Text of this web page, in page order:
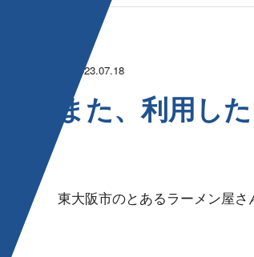
2023.07.18
また、利用し
東大阪市のとあるラーメン屋さ